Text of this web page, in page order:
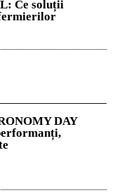
Ce soluții
DAY